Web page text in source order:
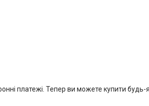
платежі. Тепер ви можете купити будь-